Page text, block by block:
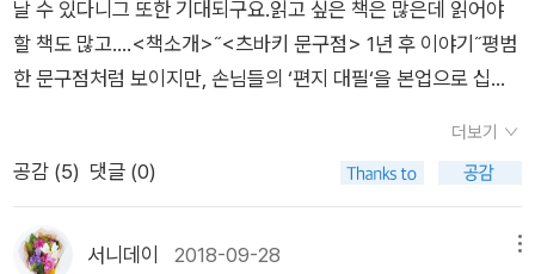
다.^^
린에 있어 든든하다는 표현을 했다. 고양이를 키우며 느낀 게
꼭 아이를 키우는 것 같다는 거다. 나 뿐만 아니라 가족들도 그런
이야기를 한다. 고양이의 성격 또한 처음 데리고 왔던 딸의 성격
데, 잠이 오면 잠투정을 하듯 내 곁을 서성거린다. 이러한 것들을
했다. 밤중에도 두세 번은 화장실을 가는데 저자는 반사적으로 일
자에게는 아이 큐피가 있다. 포포는 남자를 사랑해서 결혼하려는
것인지 아이가 예뻐서 결혼하려는 것인지 독자로서 헷갈릴 정도
로 아이를 자기 인생의 가장 큰 선물로 생각한다. 결혼 인사를 하
기 위해 남자(미츠로) 집에 갔다가 비극적으로 죽은 큐피의 엄마
미유키의 사진을 보고, 그 여자를 좋아한다. 둘이 살림을 합치기
로 하고 물건을 정리하던 중, 쓰레기통에 버려져 있던 미유키의
편지를 보고 화를 낸다. 미유키를 향한 포포의 애틋함이 알듯 말
날 수 있다니그 또한 기대되구요.읽고 싶은 책은 많은데 읽어야
할 책도 많고....<책소개>˝<츠바키 문구점> 1년 후 이야기˝평범
한 문구점처럼 보이지만, 손님들의 ‘편지 대필‘을 본업으로 십일
에 뛰어든 포포에게 대필을 요청한 손님들의 사연이 다채롭게 펼
쳐졌다면, 이번 책에선 포포 자신의 성장담이 주를 이룬다. 결혼
을 하고 딸 큐피가 생기면서 포포는 더 이상 혼자가 아니다. 남편
의 전부인까지 ‘가족‘의 범주에 추가하면서, 이 ‘반짝반짝 공화
더보기
공감 (5) 댓글 (0)
서니데이 2018-09-28